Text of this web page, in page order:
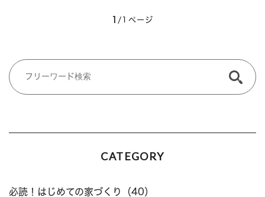
1 /1ページ
CATEGORY
必読！はじめての家づくり（40）